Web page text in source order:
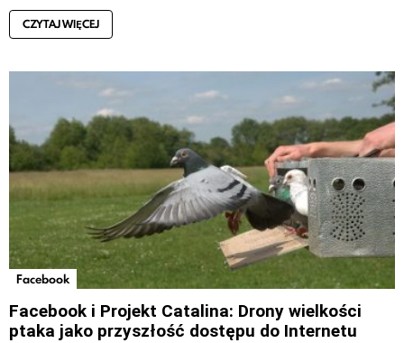
CZYTAJ WIĘCEJ
Facebook
Facebook i Projekt Catalina: Drony wielkości
ptaka jako przyszłość dostępu do Internetu